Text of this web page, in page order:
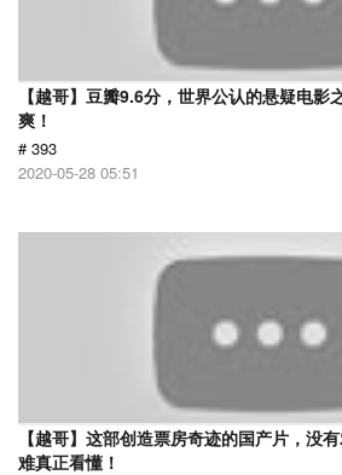
【越哥】豆瓣9.6分，世界公认的悬疑电影
爽！
# 393
2020-05-28 05:51
【越哥】这部创造票房奇迹的国产片，没
难真正看懂！